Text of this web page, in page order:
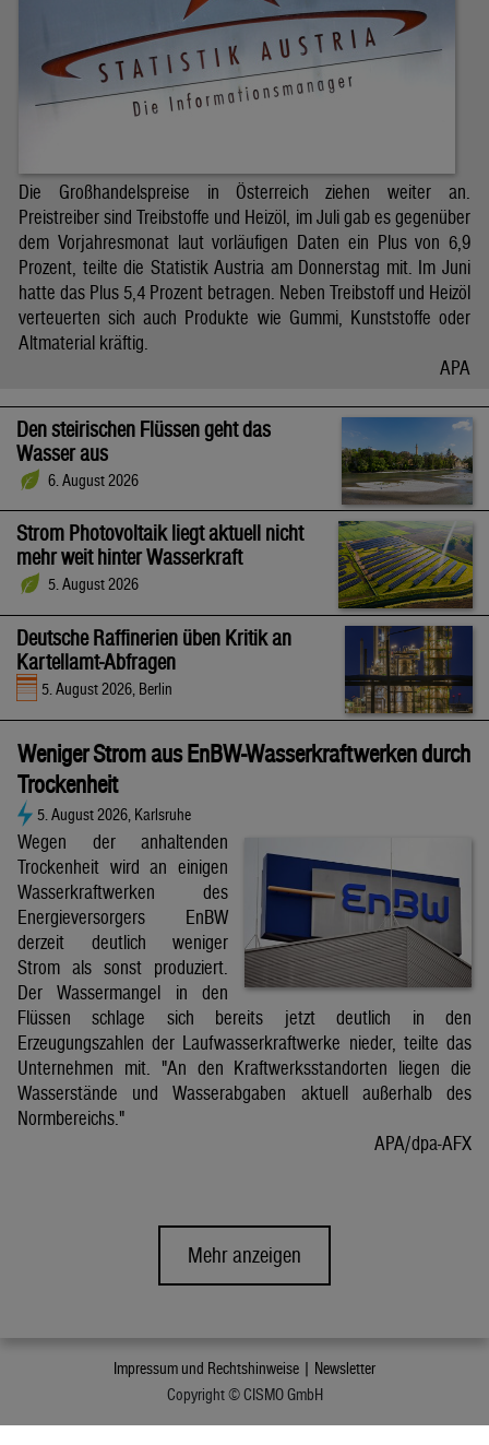
Die Großhandelspreise in Österreich ziehen weiter an.
Preistreiber sind Treibstoffe und Heizöl, im Juli gab es gegenüber
dem Vorjahresmonat laut vorläufigen Daten ein Plus von 6,9
Prozent, teilte die Statistik Austria am Donnerstag mit. Im Juni
hatte das Plus 5,4 Prozent betragen. Neben Treibstoff und Heizöl
verteuerten sich auch Produkte wie Gummi, Kunststoffe oder
Altmaterial kräftig.
APA
Den steirischen Flüssen geht das
Wasser aus
6. August 2026
Strom Photovoltaik liegt aktuell nicht
mehr weit hinter Wasserkraft
5. August 2026
Deutsche Raffinerien üben Kritik an
Kartellamt-Abfragen
5. August 2026, Berlin
Weniger Strom aus EnBW-Wasserkraftwerken durch
Trockenheit
5. August 2026, Karlsruhe
Wegen der anhaltenden
Trockenheit wird an einigen
Wasserkraftwerken des
Energieversorgers EnBW
derzeit deutlich weniger
Strom als sonst produziert.
Der Wassermangel in den
Flüssen schlage sich bereits jetzt deutlich in den
Erzeugungszahlen der Laufwasserkraftwerke nieder, teilte das
Unternehmen mit. "An den Kraftwerksstandorten liegen die
Wasserstände und Wasserabgaben aktuell außerhalb des
Normbereichs."
APA/dpa-AFX
Mehr anzeigen
Impressum und Rechtshinweise | Newsletter
Copyright © CISMO GmbH